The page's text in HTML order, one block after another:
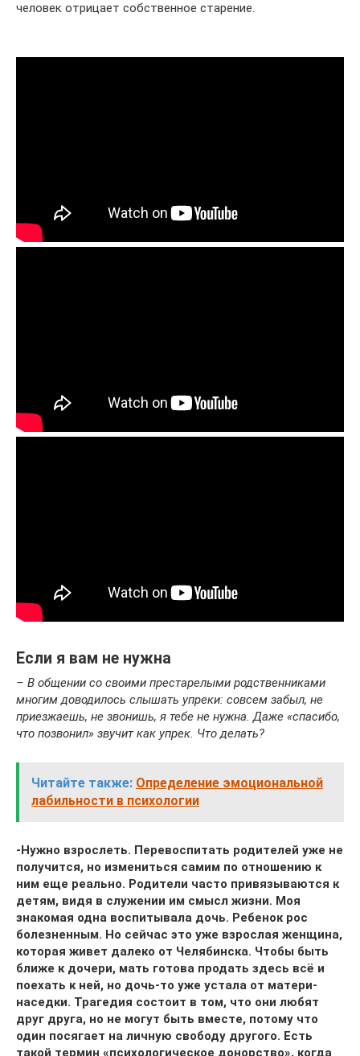
человек отрицает собственное старение.
Если я вам не нужна
– В общении со своими престарелыми родственниками
многим доводилось слышать упреки: совсем забыл, не
приезжаешь, не звонишь, я тебе не нужна. Даже «спасибо,
что позвонил» звучит как упрек. Что делать?
Читайте также: Определение эмоциональной
лабильности в психологии
-Нужно взрослеть. Перевоспитать родителей уже не
получится, но измениться самим по отношению к
ним еще реально. Родители часто привязываются к
детям, видя в служении им смысл жизни. Моя
знакомая одна воспитывала дочь. Ребенок рос
болезненным. Но сейчас это уже взрослая женщина,
которая живет далеко от Челябинска. Чтобы быть
ближе к дочери, мать готова продать здесь всё и
поехать к ней, но дочь-то уже устала от матери-
наседки. Трагедия состоит в том, что они любят
друг друга, но не могут быть вместе, потому что
один посягает на личную свободу другого. Есть
такой термин «психологическое донорство», когда